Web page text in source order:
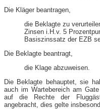
Die Kläger beantragen,
die Beklagte zu
Zinsen i.H.v. 5
Basiszinssatz der EZB
Die Beklagte beantragt,
die Klage abzuweisen.
Die Beklagte behauptet, sie
auch im Wartebereich am
auf die Rechte der
angebracht, dies gelte